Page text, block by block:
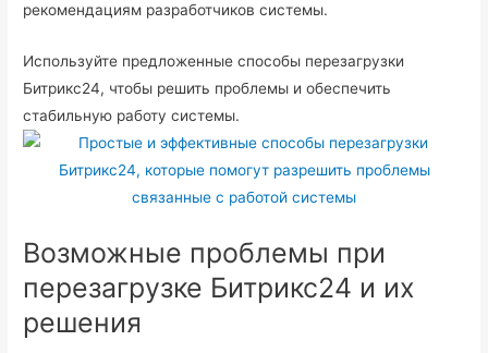
рекомендациям разработчиков системы.
Используйте предложенные способы перезагрузки
Битрикс24, чтобы решить проблемы и обеспечить
стабильную работу системы.
Возможные проблемы при
перезагрузке Битрикс24 и их
решения